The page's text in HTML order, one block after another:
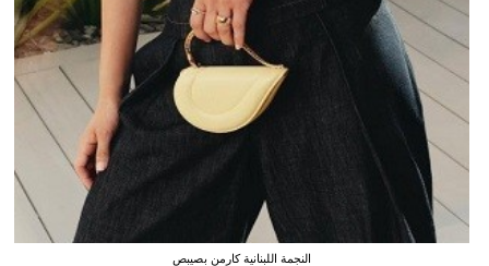
النجمة اللبنانية كارمن بصيبص